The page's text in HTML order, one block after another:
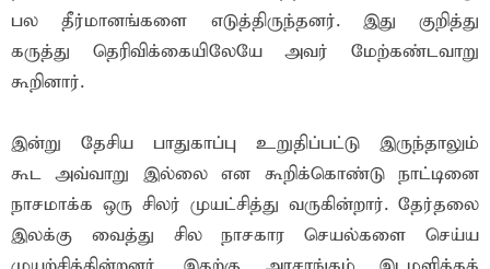
பல தீர்மானங்களை எடுத்திருந்தனர். இது குறித்து
கருத்து தெரிவிக்கையிலேயே அவர் மேற்கண்டவாறு
கூறினார்.
இன்று தேசிய பாதுகாப்பு உறுதிப்பட்டு இருந்தாலும்
கூட அவ்வாறு இல்லை என கூறிக்கொண்டு நாட்டினை
நாசமாக்க ஒரு சிலர் முயட்சித்து வருகின்றார். தேர்தலை
இலக்கு வைத்து சில நாசகார செயல்களை செய்ய